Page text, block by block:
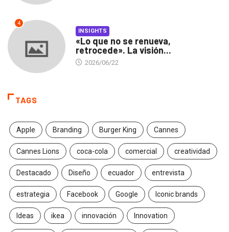
4
INSIGHTS
«Lo que no se renueva,
retrocede». La visión...
2026/06/22
TAGS
Apple Branding Burger King Cannes
Cannes Lions coca-cola comercial creatividad
Destacado Diseño ecuador entrevista
estrategia Facebook Google Iconic brands
Ideas ikea innovación Innovation